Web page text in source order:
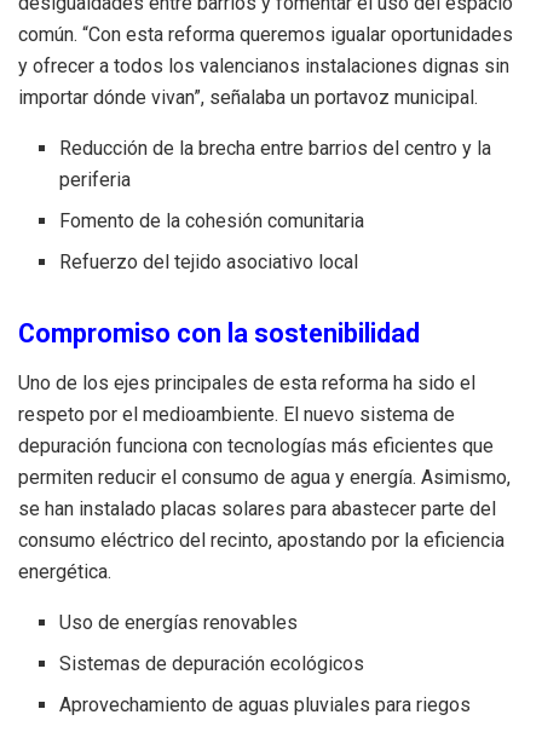
común. “Con esta reforma queremos igualar oportunidades
y ofrecer a todos los valencianos instalaciones dignas sin
importar dónde vivan”, señalaba un portavoz municipal.
Reducción de la brecha entre barrios del centro y la
periferia
Fomento de la cohesión comunitaria
Refuerzo del tejido asociativo local
Compromiso con la sostenibilidad
Uno de los ejes principales de esta reforma ha sido el
respeto por el medioambiente. El nuevo sistema de
depuración funciona con tecnologías más eficientes que
permiten reducir el consumo de agua y energía. Asimismo,
se han instalado placas solares para abastecer parte del
consumo eléctrico del recinto, apostando por la eficiencia
energética.
Uso de energías renovables
Sistemas de depuración ecológicos
Aprovechamiento de aguas pluviales para riegos